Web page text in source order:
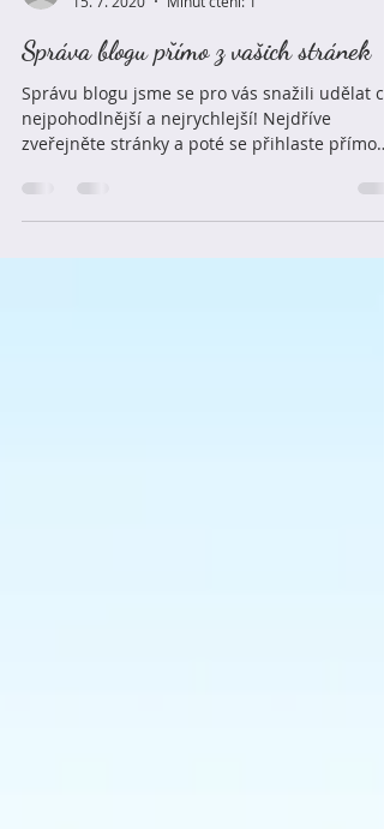
info768395
15. 7. 2020
Minut čtení: 1
Správa blogu přímo z vašich stránek
Správu blogu jsme se pro vás snažili udělat co
nejpohodlnější a nejrychlejší! Nejdříve
na...